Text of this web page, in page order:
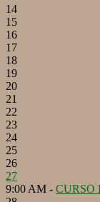
14
15
16
17
18
19
20
21
22
23
24
25
26
27
9:00 AM - CURSO